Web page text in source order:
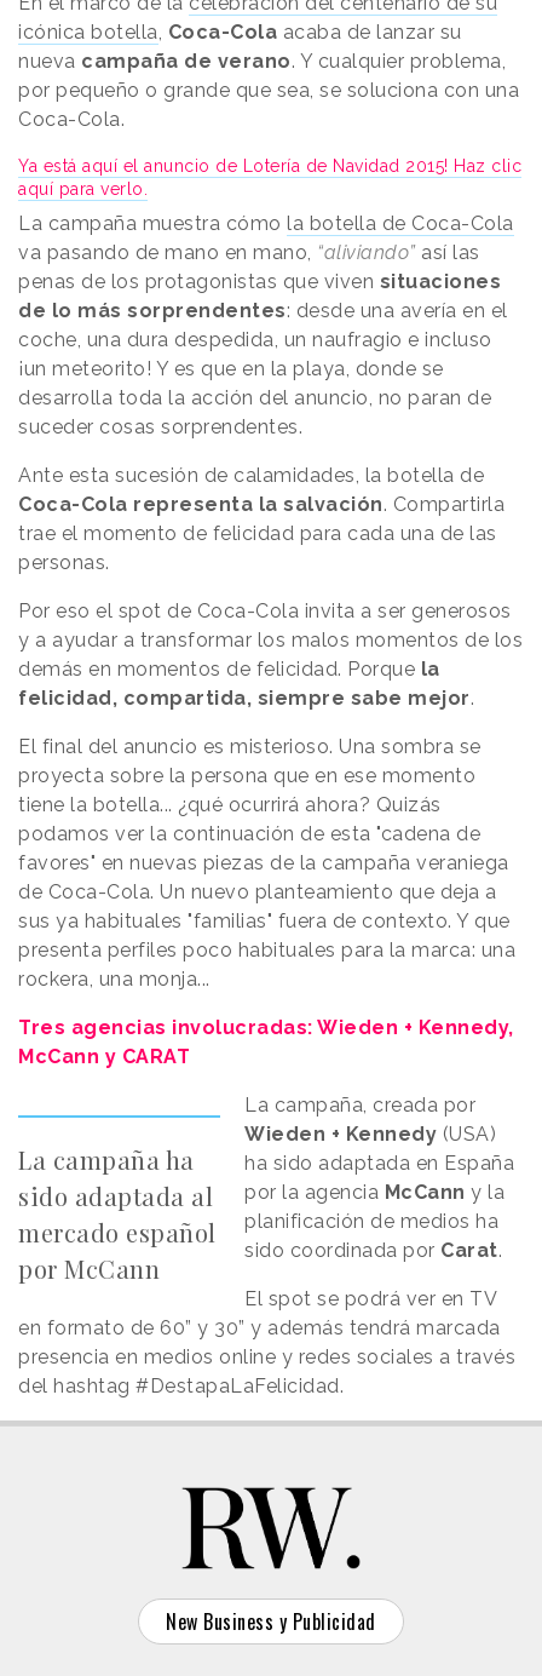
icónica botella, Coca-Cola acaba de lanzar su
nueva campaña de verano. Y cualquier problema,
por pequeño o grande que sea, se soluciona con una
Coca-Cola.
Ya está aquí el anuncio de Lotería de Navidad 2015! Haz clic
aquí para verlo.
La campaña muestra cómo la botella de Coca-Cola
va pasando de mano en mano, “aliviando” así las
penas de los protagonistas que viven situaciones
de lo más sorprendentes: desde una avería en el
coche, una dura despedida, un naufragio e incluso
¡un meteorito! Y es que en la playa, donde se
desarrolla toda la acción del anuncio, no paran de
suceder cosas sorprendentes.
Ante esta sucesión de calamidades, la botella de
Coca-Cola representa la salvación. Compartirla
trae el momento de felicidad para cada una de las
personas.
Por eso el spot de Coca-Cola invita a ser generosos
y a ayudar a transformar los malos momentos de los
demás en momentos de felicidad. Porque la
felicidad, compartida, siempre sabe mejor.
El final del anuncio es misterioso. Una sombra se
proyecta sobre la persona que en ese momento
tiene la botella... ¿qué ocurrirá ahora? Quizás
podamos ver la continuación de esta "cadena de
favores" en nuevas piezas de la campaña veraniega
de Coca-Cola. Un nuevo planteamiento que deja a
sus ya habituales "familias" fuera de contexto. Y que
presenta perfiles poco habituales para la marca: una
rockera, una monja...
Tres agencias involucradas: Wieden + Kennedy,
McCann y CARAT
La campaña ha
sido adaptada al
mercado español
por McCann
La campaña, creada por
Wieden + Kennedy (USA)
ha sido adaptada en España
por la agencia McCanny la
planificación de medios ha
sido coordinada por Carat.
El spot se podrá ver en TV
en formato de 60” y 30” y además tendrá marcada
presencia en medios online y redes sociales a través
del hashtag #DestapaLaFelicidad.
New Business y Publicidad